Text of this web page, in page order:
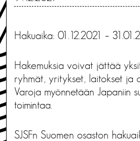
Hakuaika: 01.12.2021 –
Hakemuksia voivat jättää
ryhmät, yritykset, laitokset ja
Varoja myönnetään Japaniin
toimintaa.
SJSFn Suomen osaston